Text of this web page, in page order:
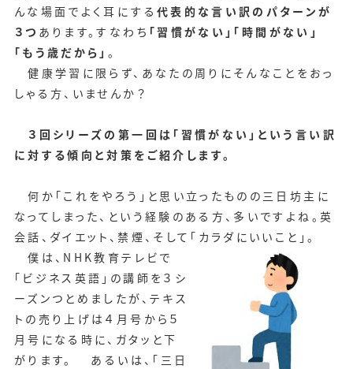
んな場面でよく耳にする 代表的な言い訳のパターンが
３つ あります。すなわち 「習慣がない」「時間がない」
「もう歳だから」 。
健康学習に限らず、あなたの周りにそんなことをおっ
しゃる方、いませんか？
３回シリーズの第一回は「習慣がない」という言い訳
に対する傾向と対策をご紹介します。
何か「これをやろう」と思い立ったものの三日坊主に
なってしまった、という経験のある方、多いですよね。英
会話、ダイエット、禁煙、そして「カラダにいいこと」。
僕は、NHK教育テレビで
「ビジネス英語」の講師を３シ
ーズンつとめましたが、テキス
トの売り上げは４月号から５
月号になる時に、ガタッと下
がります。 あるいは、「三日